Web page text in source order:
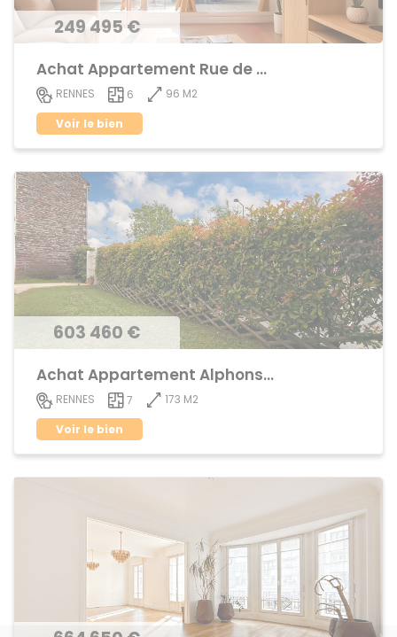
249 495 €
Achat Appartement Rue de Nantes
RENNES 6
96 M2
Voir le bien
603 460 €
Achat Appartement Alphonse Guerin
RENNES 7
173 M2
Voir le bien